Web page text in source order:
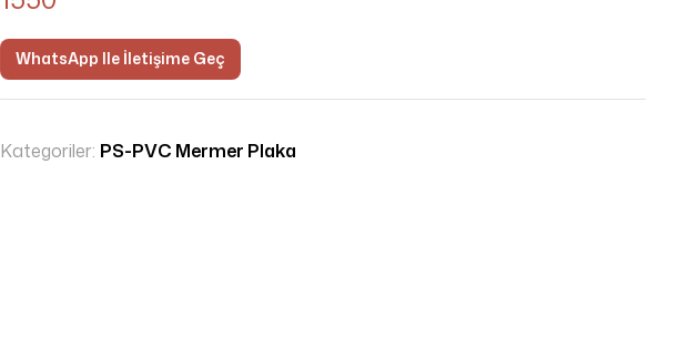
WhatsApp Ile İletişime Geç
Kategoriler: PS-PVC Mermer Plaka